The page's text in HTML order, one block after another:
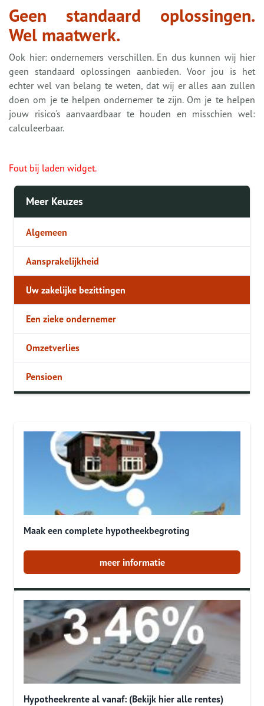
Geen standaard oplossingen.
Wel maatwerk.
Ook hier: ondernemers verschillen. En dus kunnen wij hier
geen standaard oplossingen aanbieden. Voor jou is het
echter wel van belang te weten, dat wij er alles aan zullen
doen om je te helpen ondernemer te zijn. Om je te helpen
jouw risico's aanvaardbaar te houden en misschien wel:
calculeerbaar.
Fout bij laden widget.
Meer Keuzes
Algemeen
Aansprakelijkheid
Uw zakelijke bezittingen
Een zieke ondernemer
Omzetverlies
Pensioen
Maak een complete hypotheekbegroting
meer informatie
Hypotheekrente al vanaf: (Bekijk hier alle rentes)